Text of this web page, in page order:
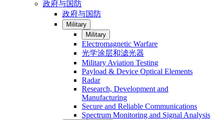
政府与国防
政府与国防
Military
Military
Electromagnetic Warfare
光学涂层和滤光器
Military Aviation Testing
Payload & Device Optical Elements
Radar
Research, Development and
Manufacturing
Secure and Reliable Communications
Spectrum Monitoring and Signal Analysis